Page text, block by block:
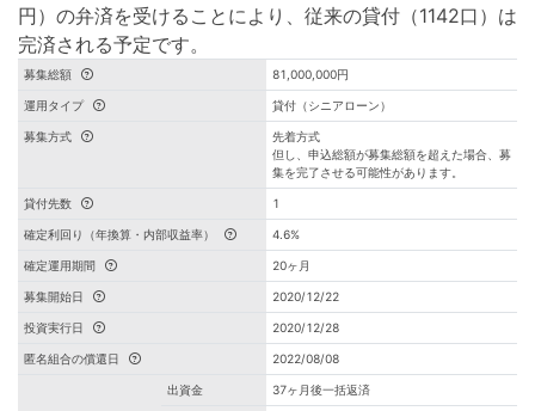
円）の弁済を受けることにより、従来の貸付（1142口）は
完済される予定です。
募集総額 81,000,000円
運用タイプ 貸付（シニアローン）
募集方式
先着方式
但し、申込総額が募集総額を超えた場合、募
集を完了させる可能性があります。
貸付先数 1
確定利回り（年換算・内部収益率） 4.6%
確定運用期間 20ヶ月
募集開始日 2020/12/22
投資実行日 2020/12/28
匿名組合の償還日 2022/08/08
出資金 37ヶ月後一括返済